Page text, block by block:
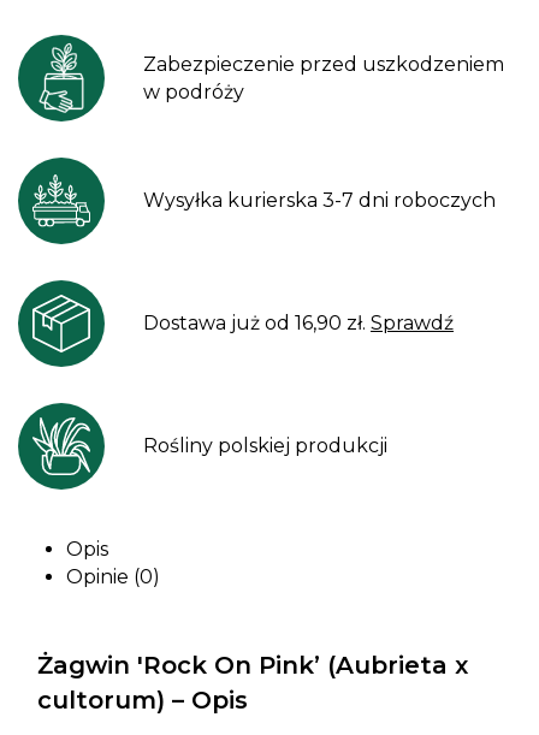
Zabezpieczenie przed uszkodzeniem
w podróży
Wysyłka kurierska 3-7 dni roboczych
Dostawa już od 16,90 zł. Sprawdź
Rośliny polskiej produkcji
Opis
Opinie (0)
Żagwin 'Rock On Pink’ (Aubrieta x
cultorum) – Opis